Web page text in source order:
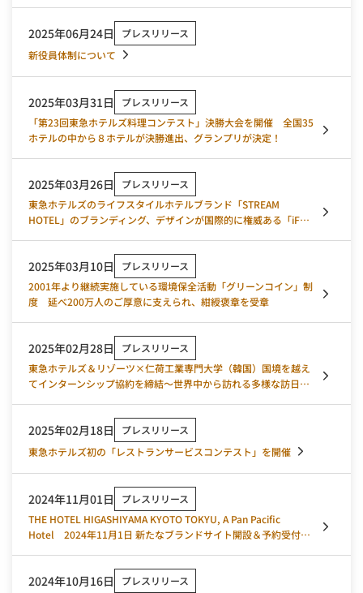
2025年06月24日
プレスリリース
新役員体制について
2025年03月31日
プレスリリース
「第23回東急ホテルズ料理コンテスト」決勝大会を開催 全国35
ホテルの中から８ホテルが決勝進出、グランプリが決定！
2025年03月26日
プレスリリース
東急ホテルズのライフスタイルホテルブランド「STREAM
HOTEL」のブランディング、デザインが国際的に権威ある「iFデ
2025年03月10日
プレスリリース
2001年より継続実施している環境保全活動「グリーンコイン」制
度 延べ200万人のご厚意に支えられ、紺綬褒章を受章
2025年02月28日
プレスリリース
東急ホテルズ＆リゾーツ×仁荷工業専門大学（韓国）国境を越え
てインターンシップ協約を締結～世界中から訪れる多様な訪日旅
2025年02月18日
プレスリリース
東急ホテルズ初の「レストランサービスコンテスト」を開催
2024年11月01日
プレスリリース
THE HOTEL HIGASHIYAMA KYOTO TOKYU, A Pan Pacific
Hotel 2024年11月1日 新たなブランドサイト開設＆予約受付ス
2024年10月16日
プレスリリース